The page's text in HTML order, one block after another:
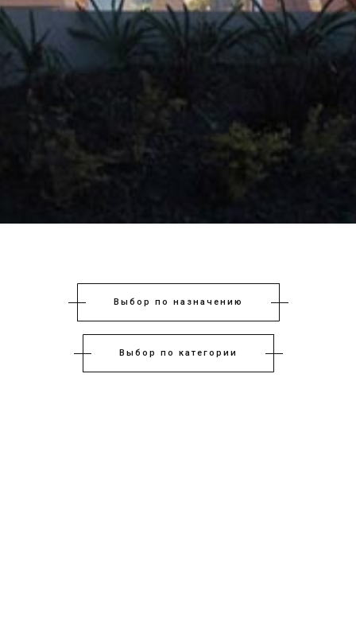
Выбор по назначению
Выбор по категории